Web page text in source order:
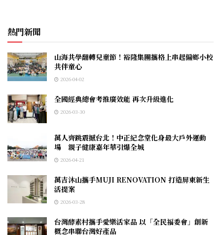
熱門新聞
山海共學翻轉兒童節！裕隆集團攜格上串起偏鄉小校
共伴童心
2026-04-02
全國經典總會考推廣效能 再次升級進化
2026-03-30
萬人齊跳震撼台北！中正紀念堂化身最大戶外運動
場 親子健康嘉年華引爆全城
2026-04-21
萬吉沐山攜手MUJI RENOVATION 打造屏東新生
活提案
2026-03-28
台灣酵素村攜手愛樂活家品 以「全民福委會」創新
概念串聯台灣好產品